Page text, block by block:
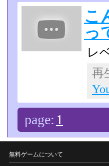
こ
っ
レ
再
page: 1
無料ゲームについて